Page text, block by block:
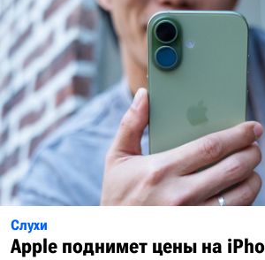
Слухи
Apple поднимет цены на